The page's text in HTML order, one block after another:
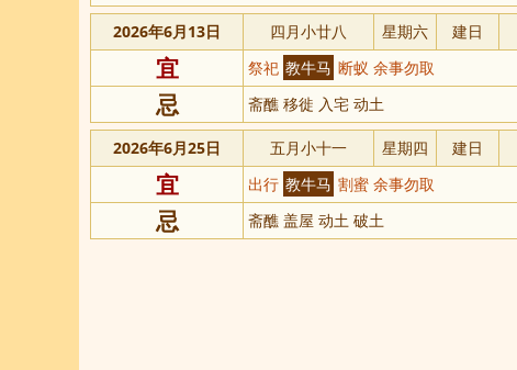
2026年6月13日 四月小廿八 星期六 建日
宜 祭祀 教牛马 断蚁 余事勿取
忌 斋醮 移徙 入宅 动土
2026年6月25日 五月小十一 星期四 建日
宜 出行 教牛马 割蜜 余事勿取
忌 斋醮 盖屋 动土 破土